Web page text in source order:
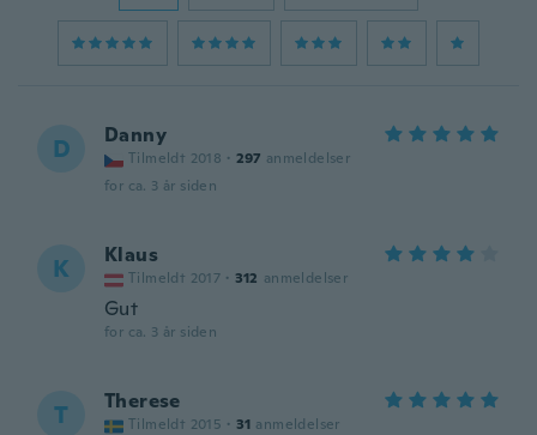
D Danny
Tilmeldt 2018 · 297 anmeldelser
for ca. 3 år siden
K Klaus
Tilmeldt 2017 · 312 anmeldelser
Gut
for ca. 3 år siden
T Therese
Tilmeldt 2015 · 31 anmeldelser